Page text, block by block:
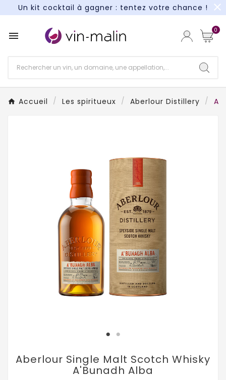
Un kit cocktail à gagner : tentez votre chance !
Un kit cocktail à gagner : tentez votre chance !
close
 0
Accueil Les spiritueux Aberlour Distillery
Aberlour Single Malt Scotch Whisky
A'Bunadh Alba